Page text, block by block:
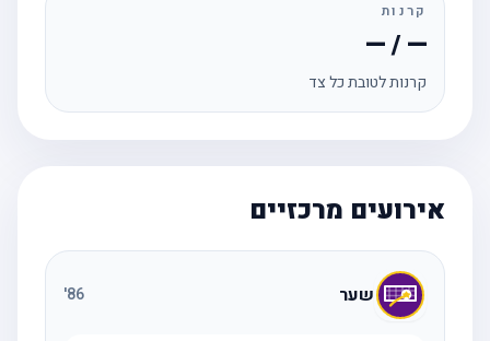
קרנות
— / —
קרנות לטובת כל צד
אירועים מרכזיים
שער 86
'